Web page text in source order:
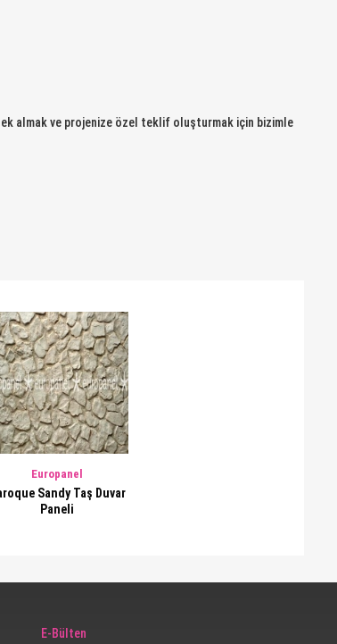
almak ve projenize özel teklif oluşturmak için bizimle
Europanel
Sandy Taş Duvar
Paneli
E-Bülten